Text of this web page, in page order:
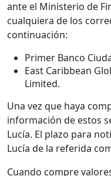
ante el Ministerio de
cualquiera de los
continuación:
Primer Banco
East Caribbean
Limited.
Una vez que haya
información de estos
Lucía. El plazo para
Lucía de la referida
Cuando compre